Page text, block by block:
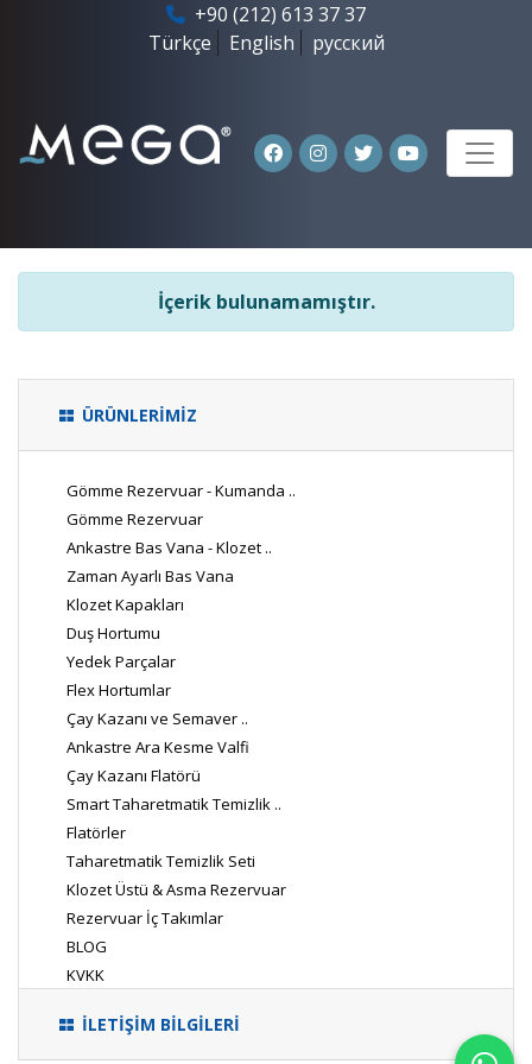
+90 (212) 613 37 37
Türkçe
English русский
İçerik bulunamamıştır.
ÜRÜNLERİMİZ
Gömme Rezervuar - Kumanda ..
Gömme Rezervuar
Ankastre Bas Vana - Klozet ..
Zaman Ayarlı Bas Vana
Klozet Kapakları
Duş Hortumu
Yedek Parçalar
Flex Hortumlar
Çay Kazanı ve Semaver ..
Ankastre Ara Kesme Valfi
Çay Kazanı Flatörü
Smart Taharetmatik Temizlik ..
Flatörler
Taharetmatik Temizlik Seti
Klozet Üstü & Asma Rezervuar
Rezervuar İç Takımlar
BLOG
KVKK
İLETİŞİM BİLGİLERİ